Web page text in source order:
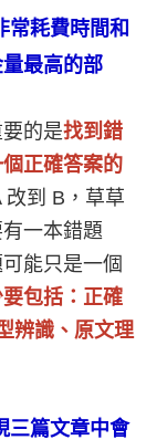
常耗費時間和
最高的部
的是找到錯
正確答案的
改到 B，草草
一本錯題
能只是一個
包括：正確
辨識、原文理
三篇文章中會